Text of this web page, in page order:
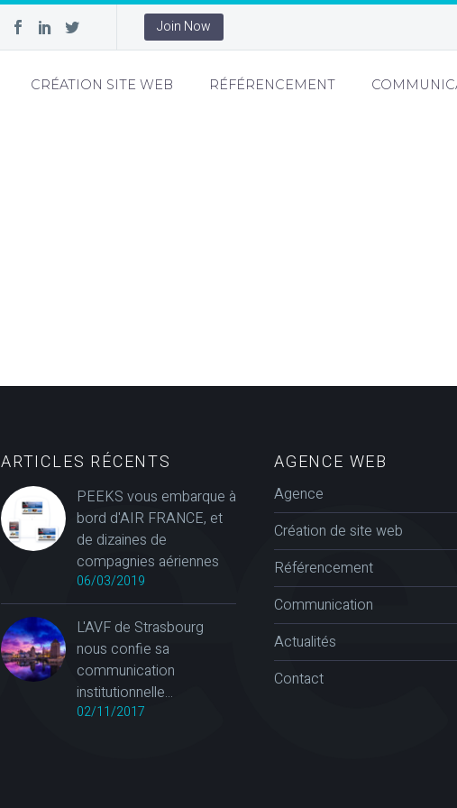
Join Now
CRÉATION SITE WEB RÉFÉRENCEMENT
ARTICLES RÉCENTS
PEEKS vous embarque à
bord d'AIR FRANCE, et
de dizaines de
compagnies aériennes
06/03/2019
L'AVF de Strasbourg
nous confie sa
communication
institutionnelle...
02/11/2017
AGENCE WEB
Agence
Création de site web
Référencement
Communication
Actualités
Contact